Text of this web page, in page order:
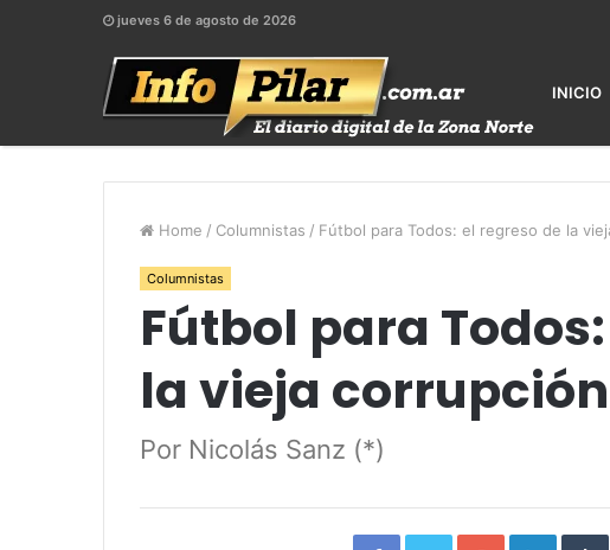
jueves 6 de agosto de 2026
INICIO
Home / Columnistas / Fútbol para Todos: el regreso de la
Columnistas
Fútbol para
la vieja corrupción
Por Nicolás Sanz (*)
FacebookTwitterGoogle+